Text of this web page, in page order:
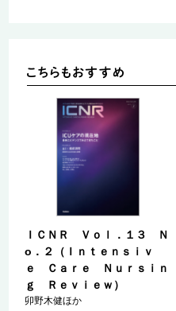
ＩＣＮＲ Ｖｏｌ．１３ Ｎ
о．２（Ｉｎｔｅｎｓｉｖ
ｅ Ｃａｒｅ Ｎｕｒｓｉｎ
ｇ Ｒｅｖｉｅｗ）
卯野木健ほか